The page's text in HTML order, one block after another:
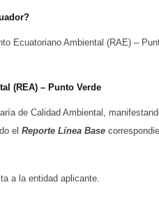
Ecuatoriano Ambiental (RAE) –
(REA) – Punto Verde
de Calidad Ambiental,
el Reporte Línea Base
a la entidad aplicante.